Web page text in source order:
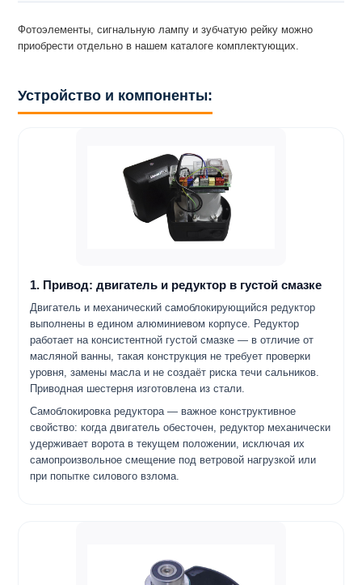
Фотоэлементы, сигнальную лампу и зубчатую рейку можно
приобрести отдельно в нашем каталоге комплектующих.
Устройство и компоненты:
1. Привод: двигатель и редуктор в густой смазке
Двигатель и механический самоблокирующийся редуктор
выполнены в едином алюминиевом корпусе. Редуктор
работает на консистентной густой смазке — в отличие от
масляной ванны, такая конструкция не требует проверки
уровня, замены масла и не создаёт риска течи сальников.
Приводная шестерня изготовлена из стали.
Самоблокировка редуктора — важное конструктивное
свойство: когда двигатель обесточен, редуктор механически
удерживает ворота в текущем положении, исключая их
самопроизвольное смещение под ветровой нагрузкой или
при попытке силового взлома.